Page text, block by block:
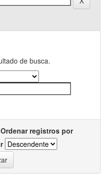
de busca.
Ordenar registros por